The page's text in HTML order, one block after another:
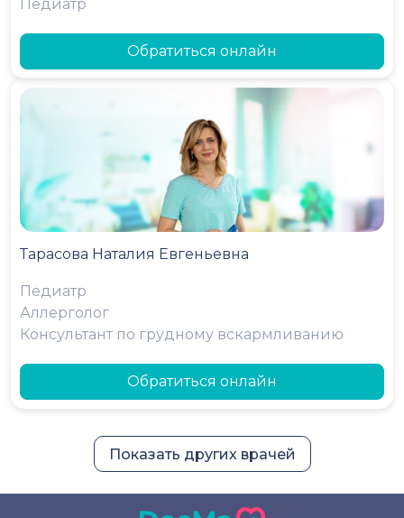
Педиатр
Обратиться онлайн
Тарасова Наталия Евгеньевна
Педиатр
Аллерголог
Консультант по грудному вскармливанию
Обратиться онлайн
Показать других врачей